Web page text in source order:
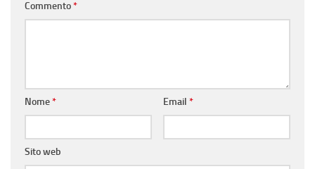
Commento*
Nome* Email *
Sito web